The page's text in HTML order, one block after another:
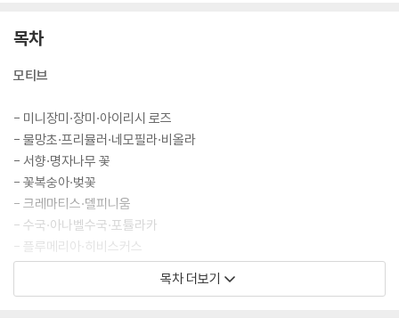
목차
모티브
- 미니장미·장미·아이리시 로즈
- 물망초·프리뮬러·네모필라·비올라
- 서향·명자나무 꽃
- 꽃복숭아·벚꽃
- 크레마티스·델피니움
- 수국·아나벨수국·포튤라카
- 플루메리아·히비스커스
- 달리아·지니아
목차 더보기